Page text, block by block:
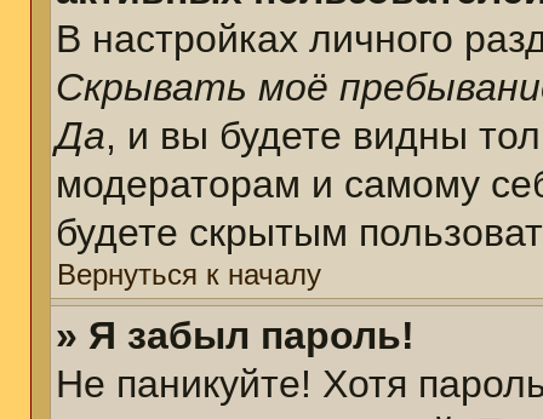
В настройках личного
Скрывать моё
Да, и вы будете видны
модераторам и самому
будете скрытым
Вернуться к началу
» Я забыл пароль!
Не паникуйте! Хотя